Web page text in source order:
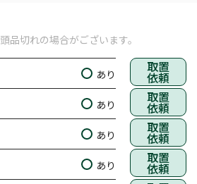
品切れの場合がございます。
あり 取置
依頼
あり 取置
依頼
あり 取置
依頼
あり 取置
依頼